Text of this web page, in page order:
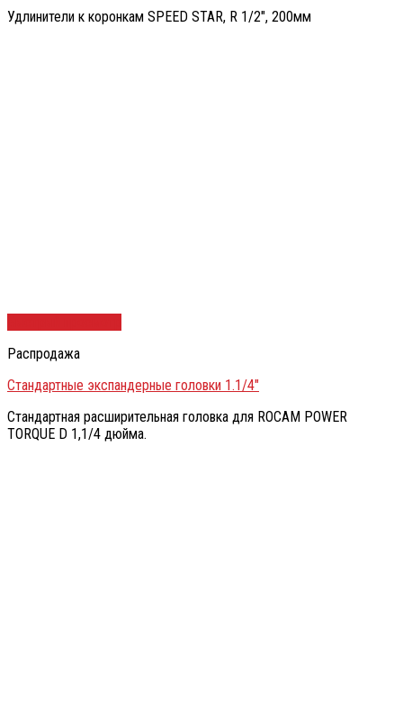
Удлинители к коронкам SPEED STAR, R 1/2″, 200мм
Распродажа
Стандартные экспандерные головки 1.1/4″
Стандартная расширительная головка для ROCAM POWER
TORQUE D 1,1/4 дюйма.